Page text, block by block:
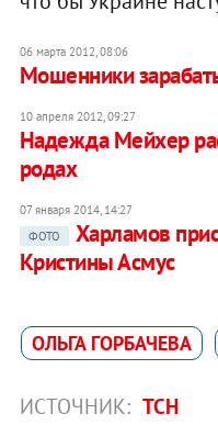
06 марта 2012, 08:06
Мошенники
10 апреля 2012, 09:27
Надежда Мейхер
родах
07 января 2014, 14:27
ФОТО
Харламов
Кристины Асмус
ОЛЬГА ГОРБАЧЕВА
ИСТОЧНИК: ТСН